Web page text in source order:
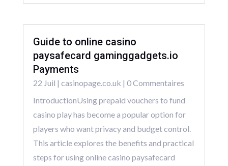
Guide to online casino
paysafecard gaminggadgets.io
Payments
22 Juil | casinopage.co.uk | 0 Commentaires
IntroductionUsing prepaid vouchers to fund
casino play has become a popular option for
players who want privacy and budget control.
This article explores the benefits and practical
steps for using online casino paysafecard